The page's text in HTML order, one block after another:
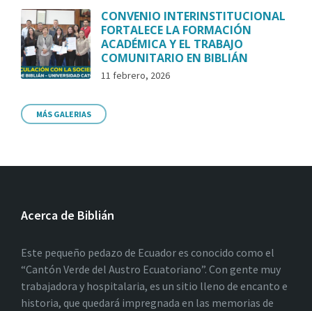
CONVENIO INTERINSTITUCIONAL
FORTALECE LA FORMACIÓN
ACADÉMICA Y EL TRABAJO
COMUNITARIO EN BIBLIÁN
11 febrero, 2026
MÁS GALERIAS
Acerca de Biblián
Este pequeño pedazo de Ecuador es conocido como el
“Cantón Verde del Austro Ecuatoriano”. Con gente muy
trabajadora y hospitalaria, es un sitio lleno de encanto e
historia, que quedará impregnada en las memorias de